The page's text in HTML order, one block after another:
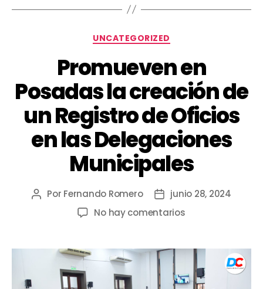
UNCATEGORIZED
Promueven en
Posadas la creación de
un Registro de Oficios
en las Delegaciones
Municipales
Por Fernando Romero
junio 28, 2024
No hay comentarios